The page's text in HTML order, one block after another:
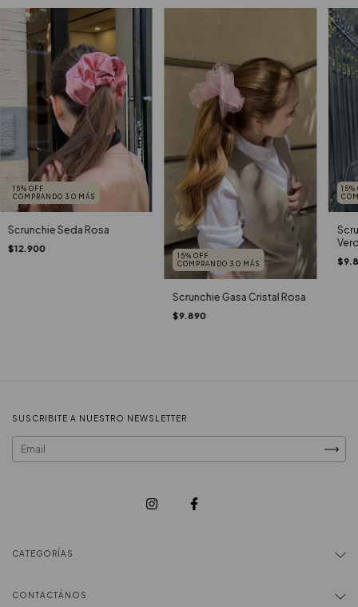
15% OFF
COMPRANDO 3 O MÁS
Scrunchie Seda Rosa
$12.900
15% OFF
COMPRANDO 3 O MÁS
Scrunchie Gasa Cristal Rosa
$9.890
15%
SUSCRIBITE A NUESTRO NEWSLETTER
CATEGORÍAS
CONTACTÁNOS